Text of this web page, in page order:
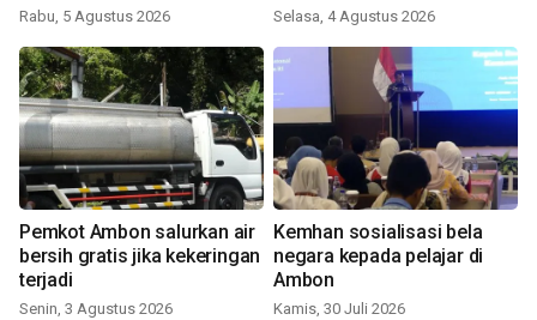
Rabu, 5 Agustus 2026 Selasa, 4 Agustus 2026
Pemkot Ambon salurkan air
bersih gratis jika kekeringan
terjadi
Senin, 3 Agustus 2026
Kemhan sosialisasi bela
negara kepada pelajar di
Ambon
Kamis, 30 Juli 2026